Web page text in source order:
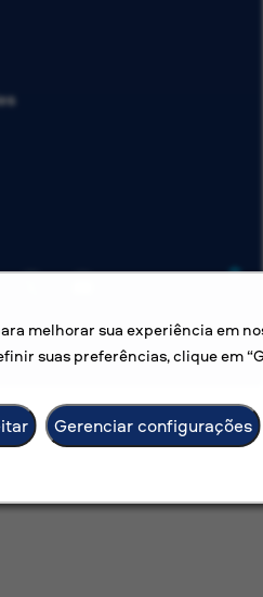
melhorar sua experiência em
suas preferências, clique em
Gerenciar configurações